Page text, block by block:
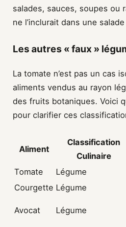
salades, sauces, soupes ou
ne l’inclurait dans une
Les autres « faux »
La tomate n’est pas un cas
aliments vendus au rayon
des fruits botaniques. Voici
pour clarifier ces
Aliment
Classification
Culinaire
Tomate
Légume
Courgette Légume
Avocat Légume